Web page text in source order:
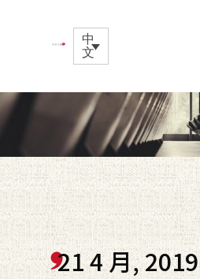
中
文
21 4 月, 2019